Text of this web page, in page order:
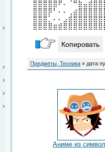
Копировать
Предметы, Техника » дата
Аниме из